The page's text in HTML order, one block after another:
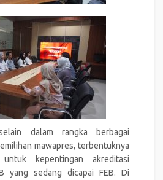
dalam rangka berbagai
mawapres, terbentuknya
kepentingan akreditasi
yang sedang dicapai FEB. Di